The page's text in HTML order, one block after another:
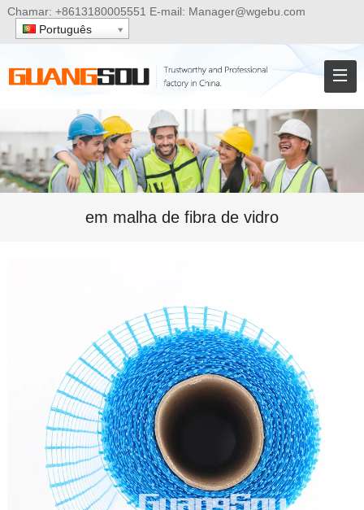
Chamar: +8613180005551 E-mail: Manager@wgebu.com
Português
em malha de fibra de vidro